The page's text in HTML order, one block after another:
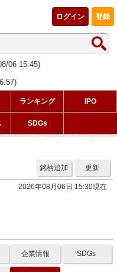
登録
ログイン
06 15:45)
ランキング IPO
SDGs
更新
銘柄追加
2026年08月06日 15:30現在
企業情報 SDGs